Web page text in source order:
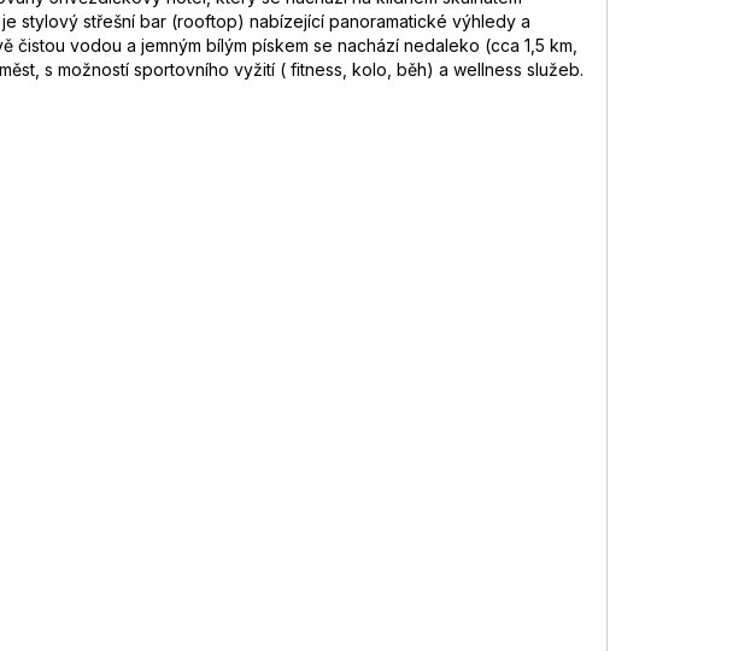
stylový střešní bar (rooftop) nabízející panoramatické výhledy a
vodou a jemným bílým pískem se nachází nedaleko (cca 1,5 km,
s možností sportovního vyžití ( fitness, kolo, běh) a wellness služeb.